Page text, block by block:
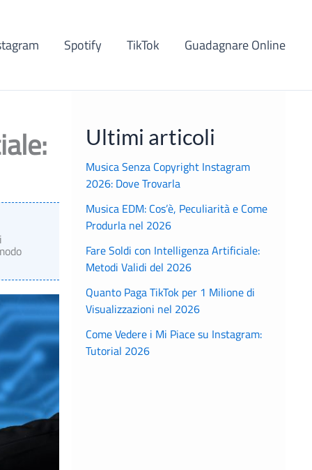
Spotify TikTok Guadagnare Online
Ultimi articoli
Musica Senza Copyright Instagram
2026: Dove Trovarla
Musica EDM: Cos’è, Peculiarità e Come
Produrla nel 2026
Fare Soldi con Intelligenza Artificiale:
Metodi Validi del 2026
Quanto Paga TikTok per 1 Milione di
Visualizzazioni nel 2026
Come Vedere i Mi Piace su Instagram:
Tutorial 2026